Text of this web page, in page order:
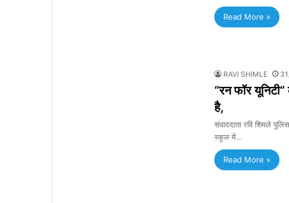
Read More »
RAVI SHIMLE
“रन फॉर
है,
संवाददाता रवि शिमले
स्कूल में…
Read More »